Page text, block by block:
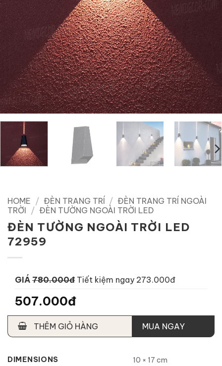
HOME / ĐÈN TRANG TRÍ / ĐÈN TRANG TRÍ NGOÀI
TRỜI / ĐÈN TƯỜNG NGOÀI TRỜI LED
ĐÈN TƯỜNG NGOÀI TRỜI LED
72959
GIÁ 780.000đ Tiết kiệm ngay 273.000đ
507.000đ
THÊM GIỎ HÀNG MUA NGAY
DIMENSIONS 10 × 17 cm